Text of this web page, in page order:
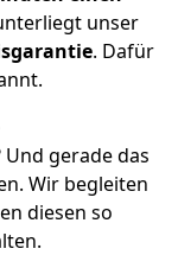
unser
. Dafür
gerade das
Wir begleiten
diesen so